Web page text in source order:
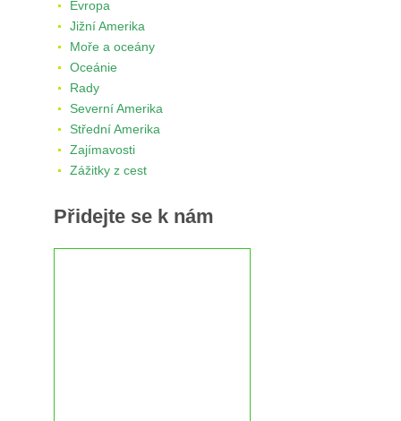
Evropa
Jižní Amerika
Moře a oceány
Oceánie
Rady
Severní Amerika
Střední Amerika
Zajímavosti
Zážitky z cest
Přidejte se k nám